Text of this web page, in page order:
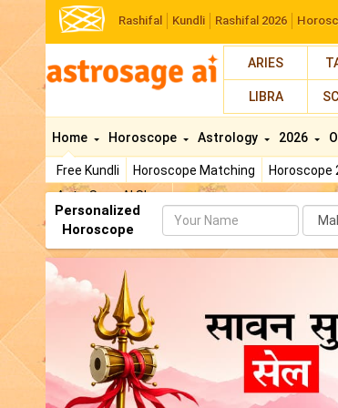
Rashifal Kundli Rashifal 2026
ARIES
LIBRA
Home
Free Kundli Horoscope Matching Horoscope
AstroSage AI Shop
Horoscope Astrology 2026
Personalized
Horoscope
Name